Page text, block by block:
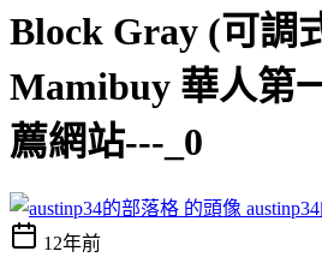
Block Gray (可調
Mamibuy 華人第
薦網站---_0
12年前